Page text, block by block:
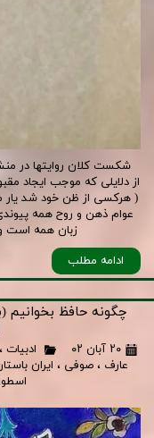
شکست کلان روایتها در
از دلایلی که موجب ایجاد
( هرکسی از ظن خود شد یار
عوام ذهن و روح همه
زبان همه است
ادامه مطلب
چگونه حافظ
۲۰ آبان ۰۲ ادبیات ،
عارف ، صوفی ، ایران